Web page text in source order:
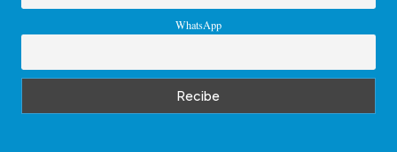
WhatsApp